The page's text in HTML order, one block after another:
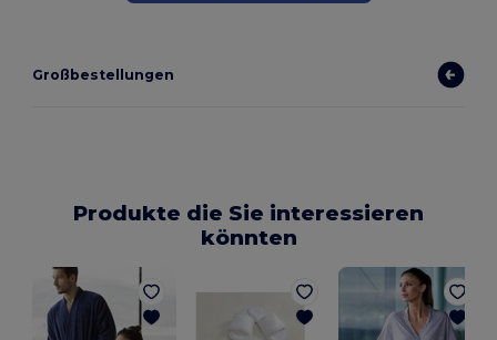
Großbestellungen
Produkte die Sie interessieren
könnten